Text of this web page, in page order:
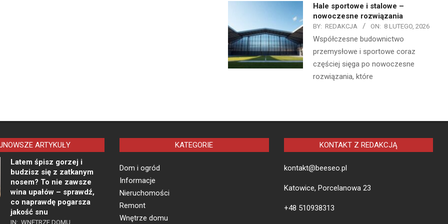
Hale sportowe i stalowe –
nowoczesne rozwiązania
BY: REDAKCJA ON: 8 LUTEGO, 2026
Współczesne budownictwo
przemysłowe i sportowe coraz
częściej sięga po nowoczesne
rozwiązania, które
ARTYKUŁY
Latem śpisz gorzej i
budzisz się z zatkanym
nosem? To nie zawsze
wina upałów – sprawdź,
co naprawdę pogarsza
jakość snu
IN: WNĘTRZE DOMU
KATEGORIE
Dom i ogród
Informacje
Nieruchomości
Remont
Wnętrze domu
KONTAKT Z REDAKCJĄ
kontakt@beeseo.pl
Katowice, Porcelanowa 23
+48 510938313